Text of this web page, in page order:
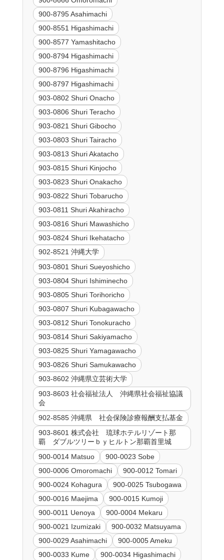
900-8795 Asahimachi
900-8551 Higashimachi
900-8577 Yamashitacho
900-8794 Higashimachi
900-8796 Higashimachi
900-8797 Higashimachi
903-0802 Shuri Onacho
903-0806 Shuri Teracho
903-0821 Shuri Gibocho
903-0803 Shuri Tairacho
903-0813 Shuri Akatacho
903-0815 Shuri Kinjocho
903-0823 Shuri Onakacho
903-0822 Shuri Tobarucho
903-0811 Shuri Akahiracho
903-0816 Shuri Mawashicho
903-0824 Shuri Ikehatacho
902-8521 沖縄大学
903-0801 Shuri Sueyoshicho
903-0804 Shuri Ishiminecho
903-0805 Shuri Torihoricho
903-0807 Shuri Kubagawacho
903-0812 Shuri Tonokuracho
903-0814 Shuri Sakiyamacho
903-0825 Shuri Yamagawacho
903-0826 Shuri Samukawacho
903-8602 沖縄県立芸術大学
903-8603 社会福祉法人 沖縄県社会福祉協議
会
902-8585 沖縄県 社会保険診療報酬支払基金
903-8601 株式会社 琉球ホテルリゾート那
覇 ダブルツリーｂｙヒルトン那覇首里城
900-0014 Matsuo
900-0023 Sobe
900-0006 Omoromachi
900-0012 Tomari
900-0024 Kohagura
900-0025 Tsubogawa
900-0016 Maejima
900-0015 Kumoji
900-0011 Uenoya
900-0004 Mekaru
900-0021 Izumizaki
900-0032 Matsuyama
900-0029 Asahimachi
900-0005 Ameku
900-0033 Kume
900-0034 Higashimachi